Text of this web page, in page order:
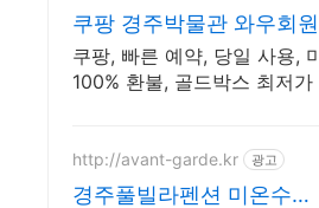
쿠팡 경주박물관 와우회
인
쿠팡, 빠른 예약, 당일 사용,
100% 환불, 골드박스 최저가
http://avant-garde.kr 광고
경주풀빌라펜션 미온수풀